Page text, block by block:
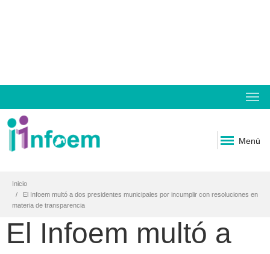
Menú
Inicio
El Infoem multó a dos presidentes municipales por incumplir con resoluciones en
materia de transparencia
El Infoem multó a